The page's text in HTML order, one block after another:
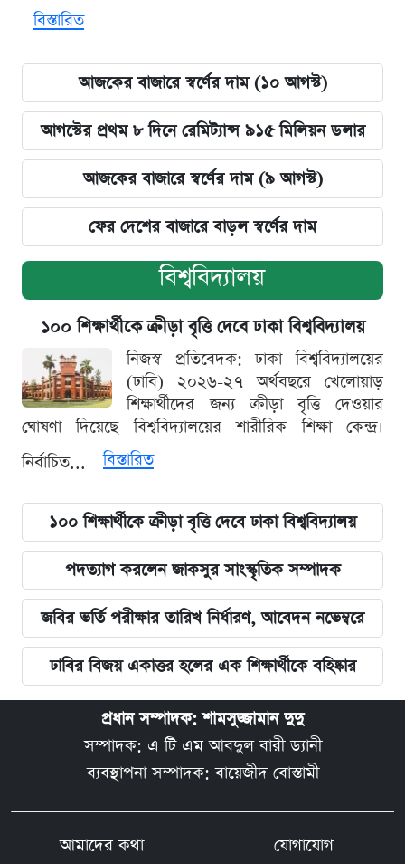
বিস্তারিত
আজকের বাজারে স্বর্ণের দাম (১০ আগস্ট)
আগস্টের প্রথম ৮ দিনে রেমিট্যান্স ৯১৫ মিলিয়ন ডলার
আজকের বাজারে স্বর্ণের দাম (৯ আগস্ট)
ফের দেশের বাজারে বাড়ল স্বর্ণের দাম
বিশ্ববিদ্যালয়
১০০ শিক্ষার্থীকে ক্রীড়া বৃত্তি দেবে ঢাকা বিশ্ববিদ্যালয়
নিজস্ব প্রতিবেদক: ঢাকা বিশ্ববিদ্যালয়ের
(ঢাবি) ২০২৬-২৭ অর্থবছরে খেলোয়াড়
শিক্ষার্থীদের জন্য ক্রীড়া বৃত্তি দেওয়ার
ঘোষণা দিয়েছে বিশ্ববিদ্যালয়ের শারীরিক শিক্ষা কেন্দ্র।
নির্বাচিত...
বিস্তারিত
১০০ শিক্ষার্থীকে ক্রীড়া বৃত্তি দেবে ঢাকা বিশ্ববিদ্যালয়
পদত্যাগ করলেন জাকসুর সাংস্কৃতিক সম্পাদক
জবির ভর্তি পরীক্ষার তারিখ নির্ধারণ, আবেদন নভেম্বরে
ঢাবির বিজয় একাত্তর হলের এক শিক্ষার্থীকে বহিষ্কার
প্রধান সম্পাদক: শামসুজ্জামান দুদু
সম্পাদক: এ টি এম আবদুল বারী ড্যানী
ব্যবস্থাপনা সম্পাদক: বায়েজীদ বোস্তামী
আমাদের কথা
যোগাযোগ